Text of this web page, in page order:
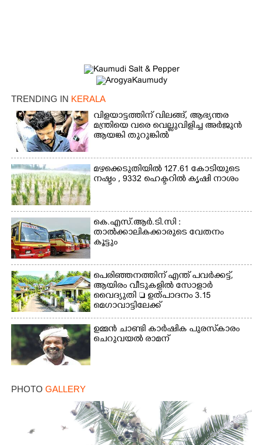
TRENDING IN KERALA
വിളയാട്ടത്തിന് വിലങ്ങ്, ആഭ്യന്തര
മന്ത്രിയെ വരെ വെല്ലുവിളിച്ച അർജുൻ
ആയങ്കി തുറുങ്കിൽ
മഴക്കെടുതിയിൽ 127.61 കോടിയുടെ
നഷ്ടം , 9332 ഹെക്ടറിൽ കൃഷി നാശം
കെ.എസ്.ആർ.ടി.സി :
താൽക്കാലികക്കാരുടെ വേതനം
കൂട്ടും
പെരിഞ്ഞനത്തിന് എന്ത് പവർക്കട്ട്,​
ആയിരം വീടുകളിൽ സോളാർ
വൈദ്യുതി  ഉത്പാദനം 3.15
മെഗാവാട്ടിലേക്ക്
ഉമ്മൻ ചാണ്ടി കാർഷിക പുരസ്‌കാരം
ചെറുവയൽ രാമന്
PHOTO GALLERY